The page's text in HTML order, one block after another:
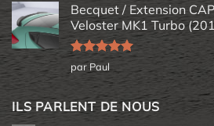
Becquet / Extension
Veloster MK1 Turbo
Note5sur
5
par Paul
ILS PARLENT DE NOUS